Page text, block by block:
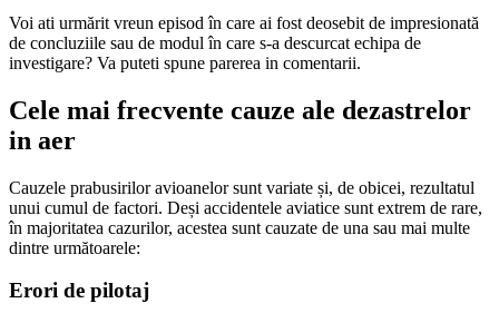
Voi ati urmărit vreun episod în care ai fost deosebit de impresionată
de concluziile sau de modul în care s-a descurcat echipa de
investigare? Va puteti spune parerea in comentarii.
Cele mai frecvente cauze ale dezastrelor
in aer
Cauzele prabusirilor avioanelor sunt variate și, de obicei, rezultatul
unui cumul de factori. Deși accidentele aviatice sunt extrem de rare,
în majoritatea cazurilor, acestea sunt cauzate de una sau mai multe
dintre următoarele:
Erori de pilotaj